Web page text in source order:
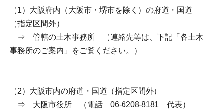
（1）大阪府内（大阪市・堺市を除く）の府道・国道
（指定区間外）
⇒ 管轄の土木事務所 （連絡先等は、下記「各土木
事務所のご案内」をご覧ください。）
（2）大阪市内の府道・国道（指定区間外）
⇒ 大阪市役所 （電話 06-6208-8181 代表）